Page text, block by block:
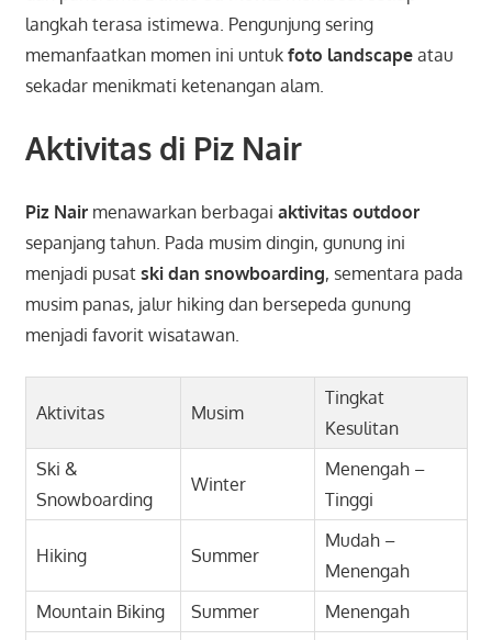
langkah terasa istimewa. Pengunjung sering
memanfaatkan momen ini untuk foto landscapeatau
sekadar menikmati ketenangan alam.
Aktivitas di Piz Nair
Piz Nairmenawarkan berbagai aktivitas outdoor
sepanjang tahun. Pada musim dingin, gunung ini
menjadi pusat ski dan snowboarding, sementara pada
musim panas, jalur hiking dan bersepeda gunung
menjadi favorit wisatawan.
Aktivitas Musim
Tingkat
Kesulitan
Ski &
Snowboarding
Winter
Menengah –
Tinggi
Hiking Summer
Mudah –
Menengah
Mountain Biking
Summer Menengah